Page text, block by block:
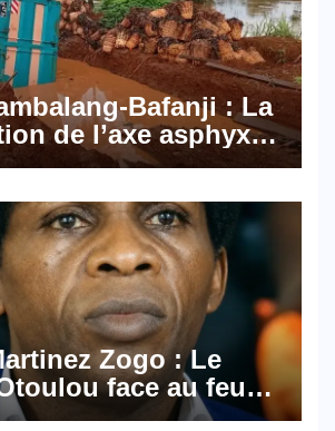
Bafanji : La
de l’axe asphyxie
économiques
Zogo : Le
face au feu
avocats de la